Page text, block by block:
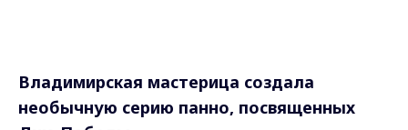
Владимирская мастерица создала
необычную серию панно, посвященных